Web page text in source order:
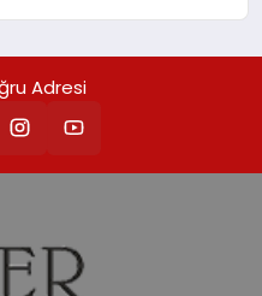
Adresi